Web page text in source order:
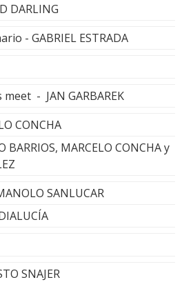
DARLING
- GABRIEL ESTRADA
- JAN GARBAREK
CONCHA
MARCELO CONCHA y
SANLUCAR
SNAJER